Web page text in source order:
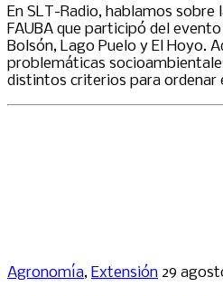
En SLT-Radio, hablamos sobre
FAUBA que participó del
Bolsón, Lago Puelo y El Hoyo.
problemáticas
distintos criterios para ordenar
Agronomía, Extensión 29